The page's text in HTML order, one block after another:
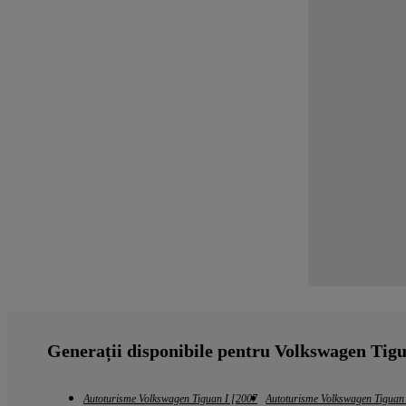
Generații disponibile pentru Volkswagen
Autoturisme Volkswagen Tiguan I [2007
Autoturisme Volkswagen